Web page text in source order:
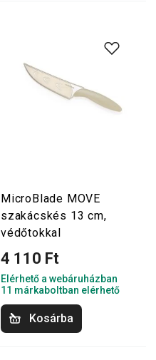
MicroBlade MOVE
szakácskés 13 cm,
védőtokkal
4 110 Ft
Elérhető a webáruházban
11 márkaboltban elérhető
Kosárba